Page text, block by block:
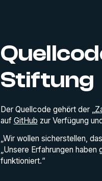
Stiftung
Der Quellcode gehört der „
auf GitHub zur Verfügung
„Wir wollen sicherstellen,
„Unsere Erfahrungen
funktioniert.“